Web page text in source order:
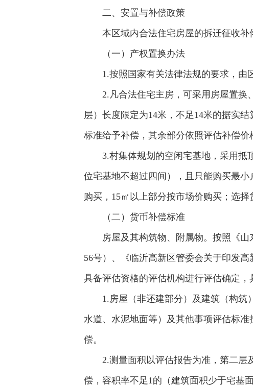
二、安置与补偿政策
本区域内合法住宅房屋的拆迁征收
（一）产权置换办法
1.按照国家有关法律法规的要求，由
2.凡合法住宅主房，可采用房屋置换
层）长度限定为14米，不足14米的据实
标准给予补偿，其余部分依照评估补偿
3.村集体规划的空闲宅基地，采用抵
位宅基地不超过四间），且只能购买最小
购买，15㎡以上部分按市场价购买；选择
（二）货币补偿标准
房屋及其构筑物、附属物。按照《
56号）、《临沂高新区管委会关于印发
具备评估资格的评估机构进行评估确定，
1.房屋（非还建部分）及建筑（构
水道、水泥地面等）及其他事项评估标
偿。
2.测量面积以评估报告为准，第二层
偿，容积率不足1的（建筑面积少于宅基